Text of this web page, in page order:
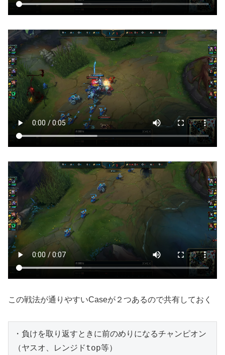
この戦法が通りやすいCaseが２つあるので共有しておく
・負けを取り返すときに前のめりになるチャンピオン
（ヤスオ、レンジドtop等）